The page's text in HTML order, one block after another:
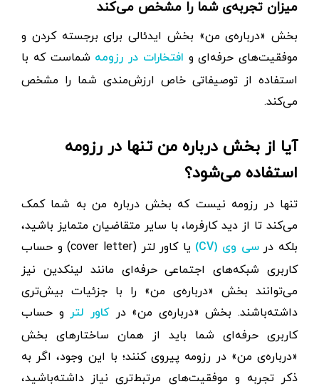
میزان تجربه‌ی شما را مشخص می‌کند
بخش «درباره‌ی من» بخش ایدئالی برای برجسته کردن و
موفقیت‌های حرفه‌ای و افتخارات در رزومه شماست که با
استفاده از توصیفاتی خاص ارزش‌مندی شما را مشخص
می‌کند.
آیا از بخش درباره من تنها در رزومه
استفاده می‌شود؟
تنها در رزومه نیست که بخش درباره من به شما کمک
می‌کند تا از دید کارفرما، با سایر متقاضیان متمایز باشید،
بلکه درسی وی (CV)
یا کاور لتر (cover letter) و حساب
کاربری شبکه‌های اجتماعی حرفه‌ای مانند لینکدین نیز
می‌توانند بخش‌ «درباره‌ی من» را با جزئیات بیش‌تری
داشته‌باشند. بخش «درباره‌ی من» درکاور لترو حساب
کاربری حرفه‌ای شما باید از همان ساختارهای بخش
«درباره‌ی من» در رزومه پیروی کنند؛ با این وجود، اگر به
ذکر تجربه و موفقیت‌های مرتبط‌‌تری نیاز داشته‌باشید،